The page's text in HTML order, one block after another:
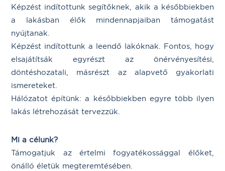
Képzést indítottunk segítőknek, akik a későbbiekben
a lakásban élők mindennapjaiban támogatást
nyújtanak.
Képzést indítottunk a leendő lakóknak. Fontos, hogy
elsajátítsák egyrészt az önérvényesítési,
döntéshozatali, másrészt az alapvető gyakorlati
ismereteket.
Hálózatot építünk: a későbbiekben egyre több ilyen
lakás létrehozását tervezzük.
Mi a célunk?
Támogatjuk az értelmi fogyatékossággal élőket,
önálló életük megteremtésében.